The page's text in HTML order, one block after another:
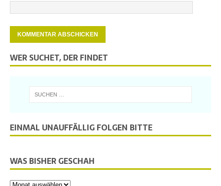
WER SUCHET, DER FINDET
EINMAL UNAUFFÄLLIG FOLGEN BITTE
WAS BISHER GESCHAH